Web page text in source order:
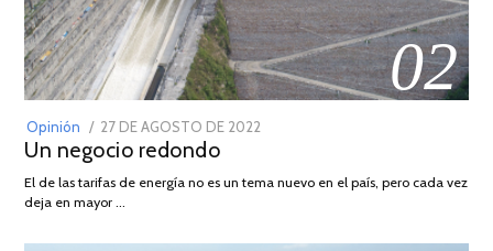
02
Opinión
POSTED
ON
27 DE AGOSTO DE 2022
DE
Un negocio redondo
El de las tarifas de energía no es un tema nuevo en el país, pero cada vez
deja en mayor …